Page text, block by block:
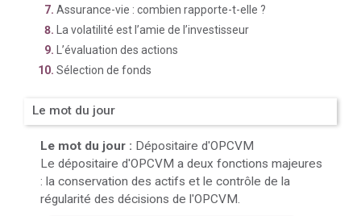
Assurance-vie : combien rapporte-t-elle ?
La volatilité est l’amie de l’investisseur
L’évaluation des actions
Sélection de fonds
Le mot du jour
Le mot du jour : Dépositaire d'OPCVM
Le dépositaire d'OPCVM a deux fonctions majeures
: la conservation des actifs et le contrôle de la
régularité des décisions de l'OPCVM.